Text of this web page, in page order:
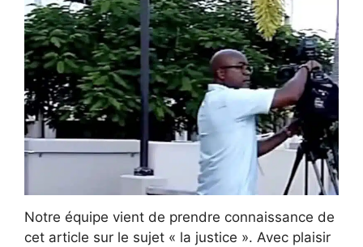
Notre équipe vient de prendre connaissance de
cet article sur le sujet « la justice ». Avec plaisir